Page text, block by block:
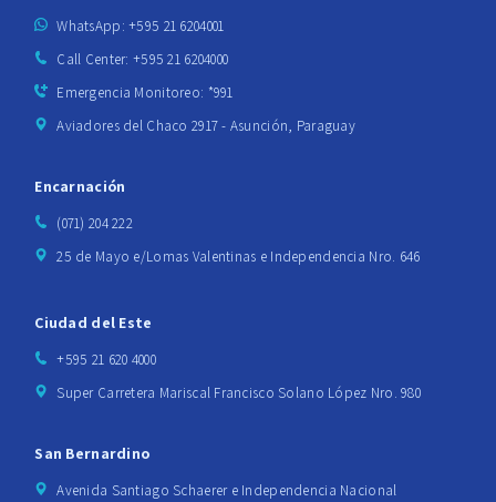
WhatsApp: +595 21 6204001
Call Center: +595 21 6204000
Emergencia Monitoreo: *991
Aviadores del Chaco 2917 - Asunción, Paraguay
Encarnación
(071) 204 222
25 de Mayo e/Lomas Valentinas e Independencia Nro. 646
Ciudad del Este
+595 21 620 4000
Super Carretera Mariscal Francisco Solano López Nro. 980
San Bernardino
Avenida Santiago Schaerer e Independencia Nacional